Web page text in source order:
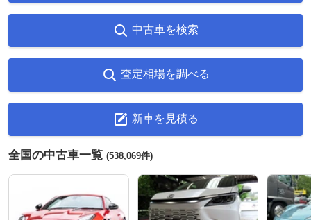
中古車を検索
査定相場を調べる
新車を見積る
全国の中古車一覧 (538,069件)